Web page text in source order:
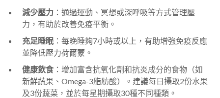
減少壓力 ：通過運動、冥想或深呼吸等方式管理壓
力，有助於改善免疫平衡。
充足睡眠 ：每晚睡夠7小時或以上，有助增強免疫反應
並降低壓力荷爾蒙。
健康飲食 ：增加富含抗氧化劑和抗炎成分的食物（如
新鮮蔬果、Omega-3脂肪酸）。建議每日攝取2份水果
及3份蔬菜，並於每星期攝取30種不同種類。